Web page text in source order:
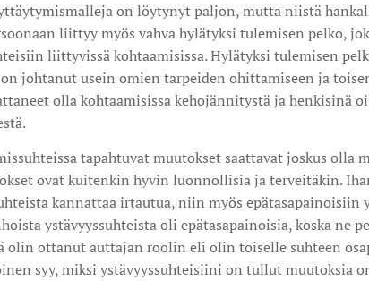
on löytynyt paljon, mutta niistä
liittyy myös vahva hylätyksi tulemisen pelko,
liittyvissä kohtaamisissa. Hylätyksi tulemisen
johtanut usein omien tarpeiden ohittamiseen ja
olla kohtaamisissa kehojännitystä ja henkisinä
tapahtuvat muutokset saattavat joskus olla
ovat kuitenkin hyvin luonnollisia ja terveitäkin.
kannattaa irtautua, niin myös epätasapainoisiin
ystävyyssuhteista oli epätasapainoisia, koska ne
olin ottanut auttajan roolin eli olin toiselle suhteen
syy, miksi ystävyyssuhteisiini on tullut muutoksia